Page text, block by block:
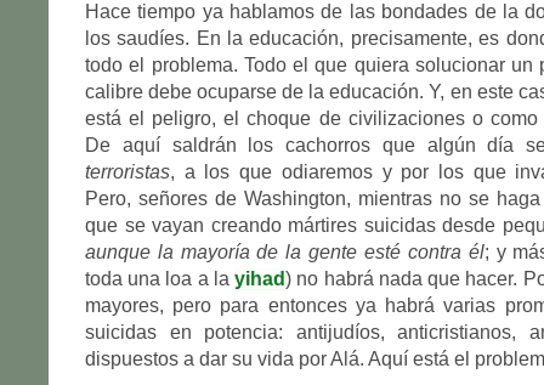
Hace tiempo ya hablamos de las bondades de la
los saudíes. En la educación, precisamente, es
todo el problema. Todo el que quiera solucionar un
calibre debe ocuparse de la educación. Y, en este
está el peligro, el choque de civilizaciones o como
De aquí saldrán los cachorros que algún día
terroristas, a los que odiaremos y por los que
Pero, señores de Washington, mientras no se
que se vayan creando mártires suicidas desde
aunque la mayoría de la gente esté contra él; y
toda una loa a layihad) no habrá nada que hacer.
mayores, pero para entonces ya habrá varias
suicidas en potencia: antijudíos, anticristianos,
dispuestos a dar su vida por Alá. Aquí está el